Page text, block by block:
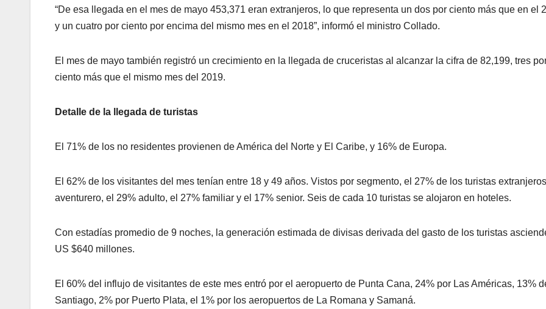
“De esa llegada en el mes de mayo 453,371 eran extranjeros, lo que representa un dos por ciento más que en el
y un cuatro por ciento por encima del mismo mes en el 2018”, informó el ministro Collado.
El mes de mayo también registró un crecimiento en la llegada de cruceristas al alcanzar la cifra de 82,199, tres
ciento más que el mismo mes del 2019.
Detalle de la llegada de turistas
El 71% de los no residentes provienen de América del Norte y El Caribe, y 16% de Europa.
El 62% de los visitantes del mes tenían entre 18 y 49 años. Vistos por segmento, el 27% de los turistas
aventurero, el 29% adulto, el 27% familiar y el 17% senior. Seis de cada 10 turistas se alojaron en hoteles.
Con estadías promedio de 9 noches, la generación estimada de divisas derivada del gasto de los turistas
US $640 millones.
El 60% del influjo de visitantes de este mes entró por el aeropuerto de Punta Cana, 24% por Las Américas, 13%
Santiago, 2% por Puerto Plata, el 1% por los aeropuertos de La Romana y Samaná.